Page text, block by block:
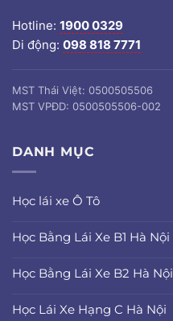
Hotline: 1900 0329
Di động: 098 818 7771
MST Thái Việt: 0500505506
MST VPĐD: 0500505506-002
DANH MỤC
Học lái xe Ô Tô
Học Bằng Lái Xe B1 Hà Nội
Học Bằng Lái Xe B2 Hà Nội
Học Lái Xe Hạng C Hà Nội